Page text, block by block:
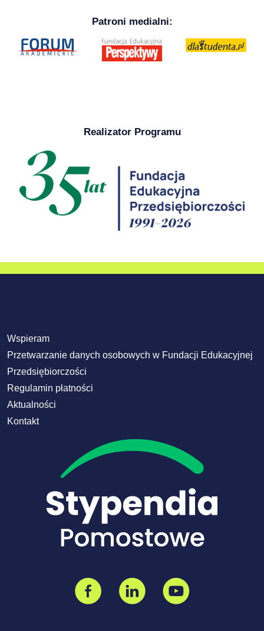
Patroni medialni:
Realizator Programu
Wspieram
Przetwarzanie danych osobowych w Fundacji Edukacyjnej
Przedsiębiorczości
Regulamin płatności
Aktualności
Kontakt